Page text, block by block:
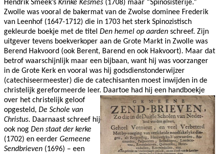
Hendrik Smeek’s Krinke Kesmes (1708) maar “Spinosisterije.”
Zwolle was vooral de bakermat van de Zwolse dominee Frederik
van Leenhof (1647-1712) die in 1703 het sterk Spinozistisch
gekleurde boekje met de titel Den hemel op aarden schreef. Zijn
uitgever tevens boekverkoper aan de Grote Markt in Zwolle was
Berend Hakvoord (ook Berent, Barend en ook Hakvoort). Maar dat
betrof waarschijnlijk maar een bijbaan, want hij was voorzanger
in de Grote Kerk en vooral was hij godsdienstonderwijzer
(catechiseermeester) die de catechisanten moest inwijden in de
christelijk gereformeerde leer. Daartoe had hij een handboekje
over het christelijk geloof
opgesteld, De Schole van
Christus. Daarnaast schreef hij
ook nog Den staat der kerke
(1702) en eerder Gemeene
Sendbrieven (1696) – een